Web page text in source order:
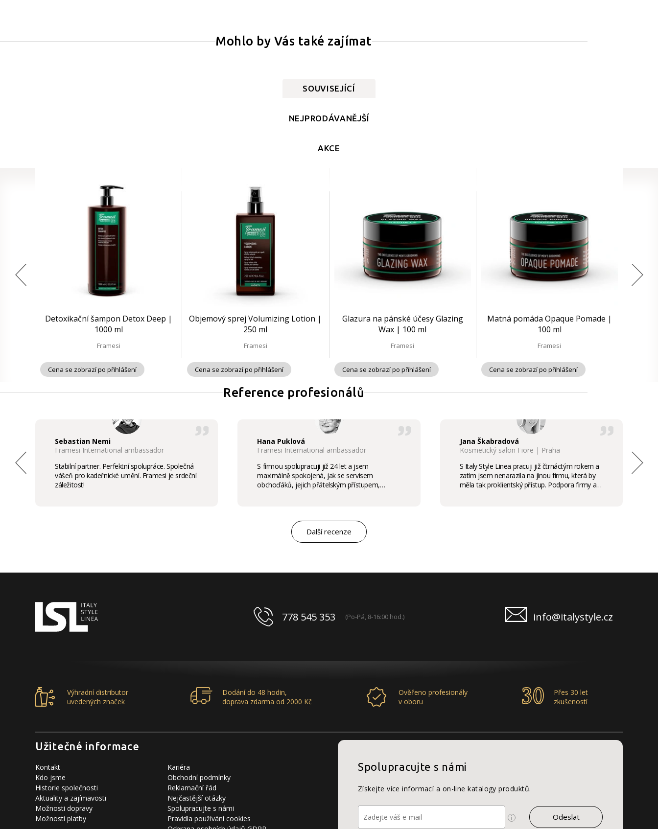
Mohlo by Vás také zajímat
SOUVISEJÍCÍ
NEJPRODÁVANĚJŠÍ
AKCE
Detoxikační šampon Detox Deep |
1000 ml
Framesi
Cena se zobrazí po přihlášení
Objemový sprej Volumizing Lotion |
250 ml
Framesi
Cena se zobrazí po přihlášení
Glazura na pánské účesy Glazing
Wax | 100 ml
Framesi
Cena se zobrazí po přihlášení
Matná pomáda Opaque Pomade |
100 ml
Framesi
Cena se zobrazí po přihlášení
Reference profesionálů
Sebastian Nemi
Framesi International ambassador
Stabilní partner. Perfektní spolupráce. Společná
vášeň pro kadeřnické umění. Framesi je srdeční
záležitost!
Hana Puklová
Framesi International ambassador
S firmou spolupracuji již 24 let a jsem
maximálně spokojená, jak se servisem
obchoďáků, jejich přátelským přístupem,
marketingovým servisem. Pro mě je to po těch
letech „druhá rodina“. Myslím, že ty roky
spolupráce mluví za vše.
Jana Škabradová
Kosmetický salon Fiore | Praha
S Italy Style Linea pracuji již čtrnáctým rokem a
zatím jsem nenarazila na jinou firmu, která by
měla tak proklientský přístup. Podpora firmy a
Další recenze
778 545 353 (Po-Pá, 8-16:00 hod.) info@italystyle.cz
Výhradní distributor
uvedených značek
Dodání do 48 hodin,
doprava zdarma od 2000 Kč
Ověřeno profesionály
v oboru
Přes 30 let
zkušeností
Užitečné informace
Kontakt
Kdo jsme
Historie společnosti
Aktuality a zajímavosti
Možnosti dopravy
Možnosti platby
Kariéra
Obchodní podmínky
Reklamační řád
Nejčastější otázky
Spolupracujte s námi
Pravidla používání cookies
Spolupracujte s námi
Získejte více informací a on-line katalogy produktů.